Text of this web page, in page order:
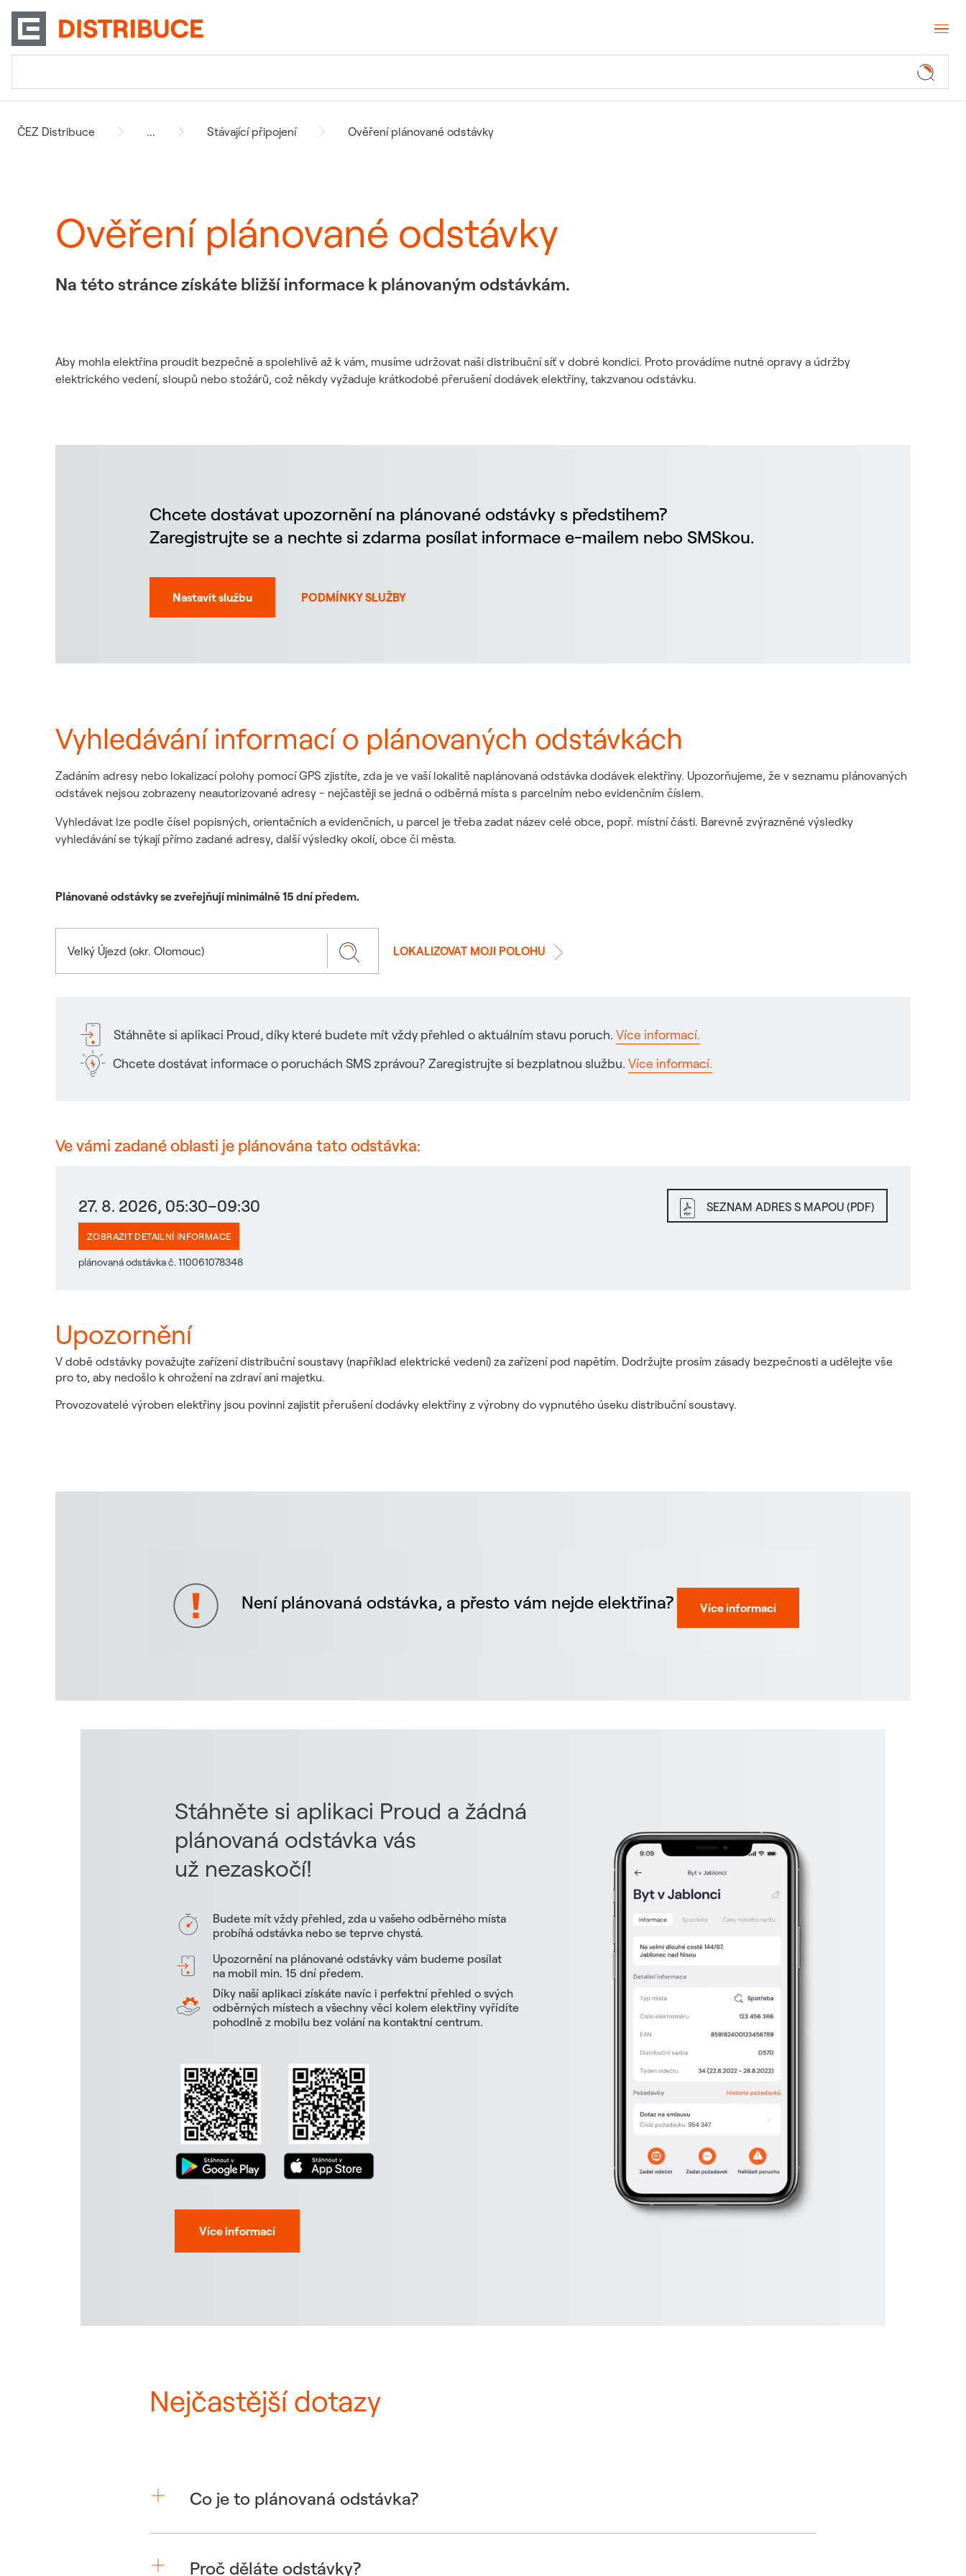
ČEZ Distribuce ... Stávající připojení Ověření plánované odstávky
Ověření plánované odstávky
Na této stránce získáte bližší informace k plánovaným odstávkám.
Aby mohla elektřina proudit bezpečně a spolehlivě až k vám, musíme udržovat naši distribuční síť v dobré kondici. Proto provádíme nutné opravy a údržby
elektrického vedení, sloupů nebo stožárů, což někdy vyžaduje krátkodobé přerušení dodávek elektřiny, takzvanou odstávku.
Chcete dostávat upozornění na plánované odstávky s předstihem?
Zaregistrujte se a nechte si zdarma posílat informace e-mailem nebo SMSkou.
Nastavit službu PODMÍNKY SLUŽBY
Vyhledávání informací o plánovaných odstávkách
Zadáním adresy nebo lokalizací polohy pomocí GPS zjistíte, zda je ve vaší lokalitě naplánovaná odstávka dodávek elektřiny. Upozorňujeme, že v seznamu plánovaných
odstávek nejsou zobrazeny neautorizované adresy - nejčastěji se jedná o odběrná místa s parcelním nebo evidenčním číslem.
Vyhledávat lze podle čísel popisných, orientačních a evidenčních, u parcel je třeba zadat název celé obce, popř. místní části. Barevně zvýrazněné výsledky
vyhledávání se týkají přímo zadané adresy, další výsledky okolí, obce či města.
Plánované odstávky se zveřejňují minimálně 15 dní předem.
LOKALIZOVAT MOJI POLOHU
Stáhněte si aplikaci Proud, díky které budete mít vždy přehled o aktuálním stavu poruch. Více informací.
Chcete dostávat informace o poruchách SMS zprávou? Zaregistrujte si bezplatnou službu. Více informací.
Ve vámi zadané oblasti je plánována tato odstávka:
27. 8. 2026, 05:30–09:30 SEZNAM ADRES S MAPOU (PDF)
ZOBRAZIT DETAILNÍ INFORMACE
plánovaná odstávka č. 110061078348
Upozornění
V době odstávky považujte zařízení distribuční soustavy (například elektrické vedení) za zařízení pod napětím. Dodržujte prosím zásady bezpečnosti a udělejte vše
pro to, aby nedošlo k ohrožení na zdraví ani majetku.
Provozovatelé výroben elektřiny jsou povinni zajistit přerušení dodávky elektřiny z výrobny do vypnutého úseku distribuční soustavy.
Není plánovaná odstávka, a přesto vám nejde elektřina? Více informací
Stáhněte si aplikaci Proud a žádná
plánovaná odstávka vás
už nezaskočí!
Budete mít vždy přehled, zda u vašeho odběrného místa
probíhá odstávka nebo se teprve chystá.
Upozornění na plánované odstávky vám budeme posílat
na mobil min. 15 dní předem.
Díky naší aplikaci získáte navíc i perfektní přehled o svých
odběrných místech a všechny věci kolem elektřiny vyřídíte
pohodlně z mobilu bez volání na kontaktní centrum.
Více informací
Nejčastější dotazy
Co je to plánovaná odstávka?
Proč děláte odstávky?